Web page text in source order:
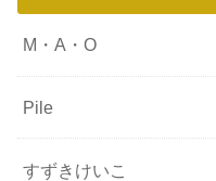
M・A・O
Pile
すずきけいこ